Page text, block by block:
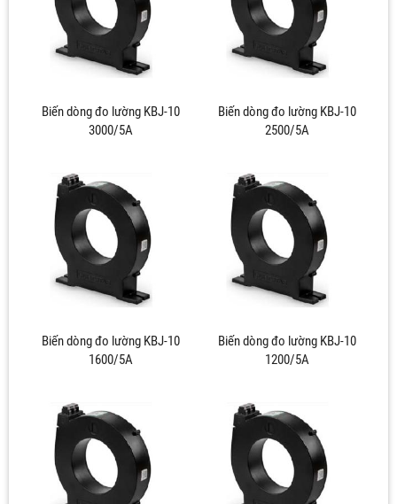
Biến dòng đo lường KBJ-10
3000/5A
Biến dòng đo lường KBJ-10
2500/5A
Biến dòng đo lường KBJ-10
1600/5A
Biến dòng đo lường KBJ-10
1200/5A